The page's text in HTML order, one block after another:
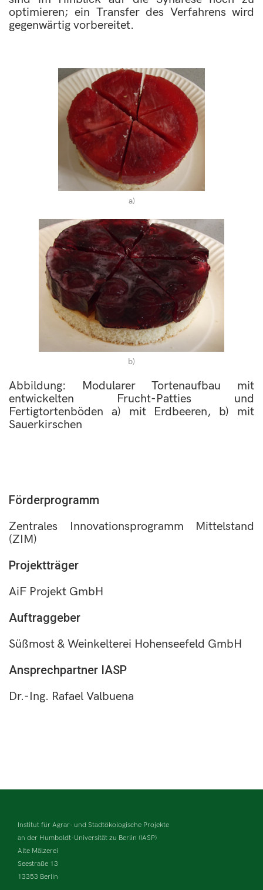
optimieren; ein Transfer des Verfahrens wird
gegenwärtig vorbereitet.
a)
b)
Abbildung: Modularer Tortenaufbau mit
entwickelten Frucht-Patties und
Fertigtortenböden a) mit Erdbeeren, b) mit
Sauerkirschen
Förderprogramm
Zentrales Innovationsprogramm Mittelstand
(ZIM)
Projektträger
AiF Projekt GmbH
Auftraggeber
Süßmost & Weinkelterei Hohenseefeld GmbH
Ansprechpartner IASP
Dr.-Ing. Rafael Valbuena
Institut für Agrar- und Stadtökologische Projekte
an der Humboldt-Universität zu Berlin (IASP)
Alte Mälzerei
Seestraße 13
13353 Berlin